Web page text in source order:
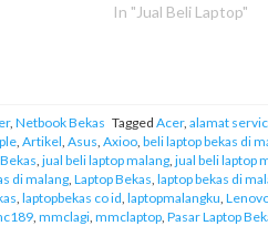
In "Jual Beli Laptop"
, Netbook Bekas Tagged Acer, alamat
, Artikel, Asus, Axioo, beli laptop bekas di
, jual beli laptop malang, jual beli laptop
di malang, Laptop Bekas, laptop bekas di
, laptopbekas co id, laptopmalangku,
, mmclagi, mmclaptop, Pasar Laptop